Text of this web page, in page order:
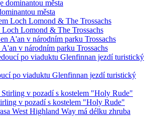
města
Lomond & The Trossachs
v národním parku Trossachs
po viaduktu Glenfinnan jezdí turistický
v pozadí s kostelem "Holy Rude"